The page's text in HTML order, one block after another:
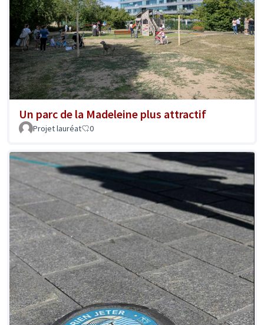
Un parc de la Madeleine plus attractif
Projet lauréat 0